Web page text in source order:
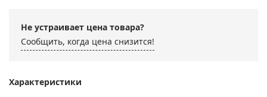
Не устраивает цена товара?
Сообщить, когда цена снизится!
Характеристики